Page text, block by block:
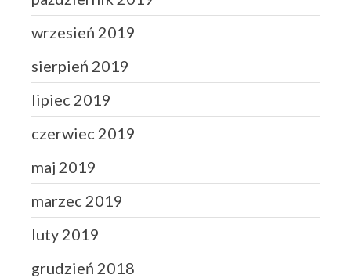
wrzesień 2019
sierpień 2019
lipiec 2019
czerwiec 2019
maj 2019
marzec 2019
luty 2019
grudzień 2018